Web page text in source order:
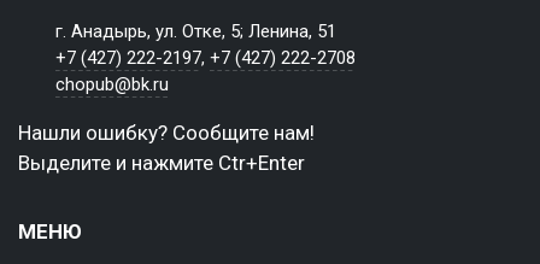
г. Анадырь, ул. Отке, 5; Ленина, 51
+7 (427) 222-2197,+7 (427) 222-2708
chopub@bk.ru
Нашли ошибку? Сообщите нам!
Выделите и нажмите Ctr+Enter
МЕНЮ